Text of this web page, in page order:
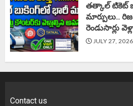
తత్కాల్‌ టికెట్‌
మార్పులు..
రెండుసార్లు
JULY 27, 2026
Contact us